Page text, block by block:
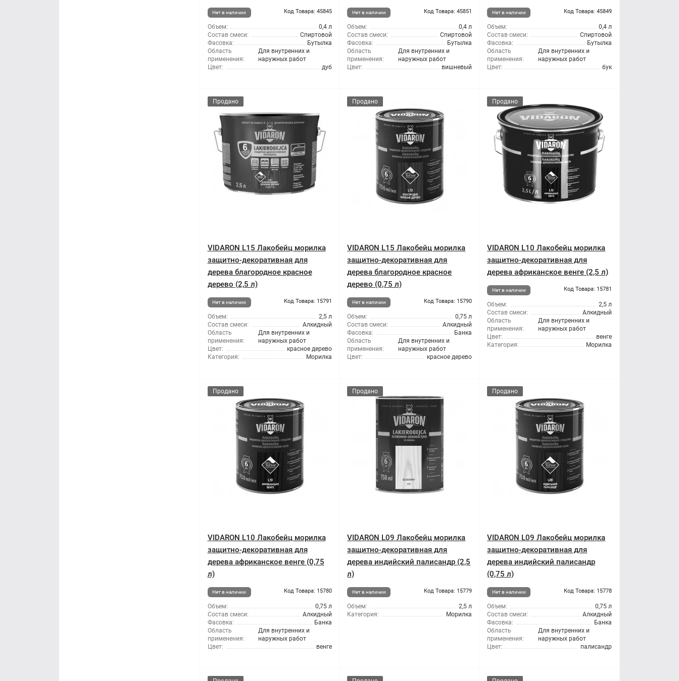
Нет в наличии Код Товара: 45845
Объем:
0,4 л
Состав смеси:
Спиртовой
Фасовка:
Бутылка
Область
применения:
Для внутренних и
наружных работ
Цвет:
дуб
Нет в наличии Код Товара: 45851
Объем:
0,4 л
Состав смеси:
Спиртовой
Фасовка:
Бутылка
Область
применения:
Для внутренних и
наружных работ
Цвет:
вишневый
Нет в наличии Код Товара: 45849
Объем:
0,4 л
Состав смеси:
Спиртовой
Фасовка:
Бутылка
Область
применения:
Для внутренних и
наружных работ
Цвет:
бук
Продано
VIDARON L15 Лакобейц морилка
защитно-декоративная для
дерева благородное красное
дерево (2,5 л)
Нет в наличии Код Товара: 15791
Объем:
2,5 л
Состав смеси:
Алкидный
Область
применения:
Для внутренних и
наружных работ
Цвет:
красное дерево
Категория:
Морилка
Продано
VIDARON L15 Лакобейц морилка
защитно-декоративная для
дерева благородное красное
дерево (0,75 л)
Нет в наличии Код Товара: 15790
Объем:
0,75 л
Состав смеси:
Алкидный
Фасовка:
Банка
Область
применения:
Для внутренних и
наружных работ
Цвет:
красное дерево
Продано
VIDARON L10 Лакобейц морилка
защитно-декоративная для
дерева африканское венге (2,5 л)
Нет в наличии Код Товара: 15781
Объем:
2,5 л
Состав смеси:
Алкидный
Область
применения:
Для внутренних и
наружных работ
Цвет:
венге
Категория:
Морилка
Продано
VIDARON L10 Лакобейц морилка
защитно-декоративная для
дерева африканское венге (0,75
л)
Нет в наличии Код Товара: 15780
Объем:
0,75 л
Состав смеси:
Алкидный
Фасовка:
Банка
Область
применения:
Для внутренних и
наружных работ
Цвет:
венге
Продано
VIDARON L09 Лакобейц морилка
защитно-декоративная для
дерева индийский палисандр (2,5
л)
Нет в наличии Код Товара: 15779
Объем:
2,5 л
Категория:
Морилка
Продано
VIDARON L09 Лакобейц морилка
защитно-декоративная для
дерева индийский палисандр
(0,75 л)
Нет в наличии Код Товара: 15778
Объем:
0,75 л
Состав смеси:
Алкидный
Фасовка:
Банка
Область
применения:
Для внутренних и
наружных работ
Цвет:
палисандр